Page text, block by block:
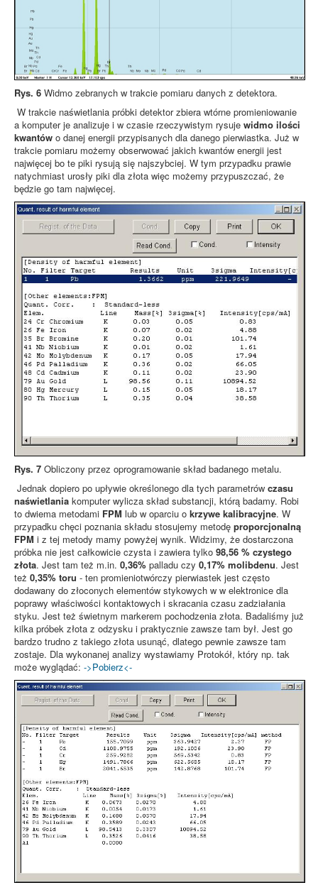
Rys. 6 Widmo zebranych w trakcie pomiaru danych z detektora.
W trakcie naświetlania próbki detektor zbiera wtórne promieniowanie
a komputer je analizuje i w czasie rzeczywistym rysuje widmo ilości
kwantów o danej energii przypisanych dla danego pierwiastka. Już w
trakcie pomiaru możemy obserwować jakich kwantów energii jest
najwięcej bo te piki rysują się najszybciej. W tym przypadku prawie
natychmiast urosły piki dla złota więc możemy przypuszczać, że
będzie go tam najwięcej.
Rys. 7 Obliczony przez oprogramowanie skład badanego metalu.
Jednak dopiero po upływie określonego dla tych parametrów czasu
naświetlania komputer wylicza skład substancji, którą badamy. Robi
to dwiema metodami FPM lub w oparciu o krzywe kalibracyjne. W
przypadku chęci poznania składu stosujemy metodę proporcjonalną
FPM i z tej metody mamy powyżej wynik. Widzimy, że dostarczona
próbka nie jest całkowicie czysta i zawiera tylko 98,56 % czystego
złota. Jest tam też m.in. 0,36% palladu czy 0,17% molibdenu. Jest
też 0,35% toru - ten promieniotwórczy pierwiastek jest często
dodawany do złoconych elementów stykowych w w elektronice dla
poprawy właściwości kontaktowych i skracania czasu zadziałania
styku. Jest też świetnym markerem pochodzenia złota. Badaliśmy już
kilka próbek złota z odzysku i praktycznie zawsze tam był. Jest go
bardzo trudno z takiego złota usunąć, dlatego pewnie zawsze tam
zostaje. Dla wykonanej analizy wystawiamy Protokół, który np. tak
może wyglądać: ->Pobierz<-